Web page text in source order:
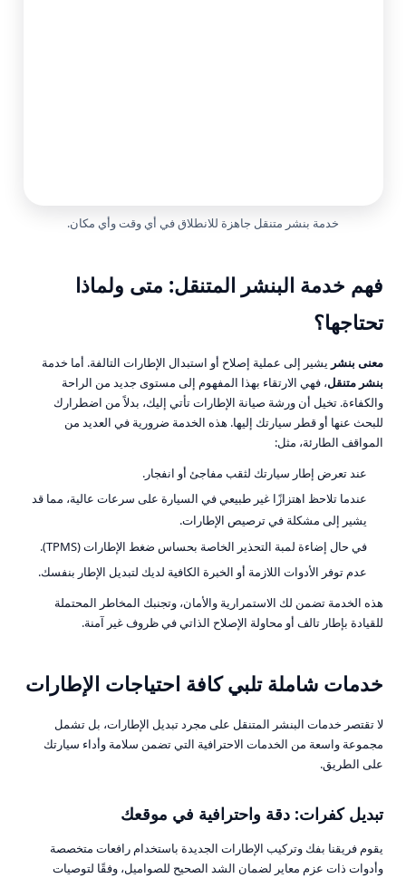
خدمة بنشر متنقل جاهزة للانطلاق في أي وقت وأي مكان.
فهم خدمة البنشر المتنقل: متى ولماذا
تحتاجها؟
معنى بنشر يشير إلى عملية إصلاح أو استبدال الإطارات التالفة. أما خدمة
بنشر متنقل، فهي الارتقاء بهذا المفهوم إلى مستوى جديد من الراحة
والكفاءة. تخيل أن ورشة صيانة الإطارات تأتي إليك، بدلاً من اضطرارك
للبحث عنها أو قطر سيارتك إليها. هذه الخدمة ضرورية في العديد من
المواقف الطارئة، مثل:
عند تعرض إطار سيارتك لثقب مفاجئ أو انفجار.
عندما تلاحظ اهتزازًا غير طبيعي في السيارة على سرعات عالية، مما قد
يشير إلى مشكلة في ترصيص الإطارات.
في حال إضاءة لمبة التحذير الخاصة بحساس ضغط الإطارات (TPMS).
عدم توفر الأدوات اللازمة أو الخبرة الكافية لديك لتبديل الإطار بنفسك.
هذه الخدمة تضمن لك الاستمرارية والأمان، وتجنبك المخاطر المحتملة
للقيادة بإطار تالف أو محاولة الإصلاح الذاتي في ظروف غير آمنة.
خدمات شاملة تلبي كافة احتياجات الإطارات
لا تقتصر خدمات البنشر المتنقل على مجرد تبديل الإطارات، بل تشمل
مجموعة واسعة من الخدمات الاحترافية التي تضمن سلامة وأداء سيارتك
على الطريق.
تبديل كفرات: دقة واحترافية في موقعك
يقوم فريقنا بفك وتركيب الإطارات الجديدة باستخدام رافعات متخصصة
وأدوات ذات عزم معاير لضمان الشد الصحيح للصواميل، وفقًا لتوصيات